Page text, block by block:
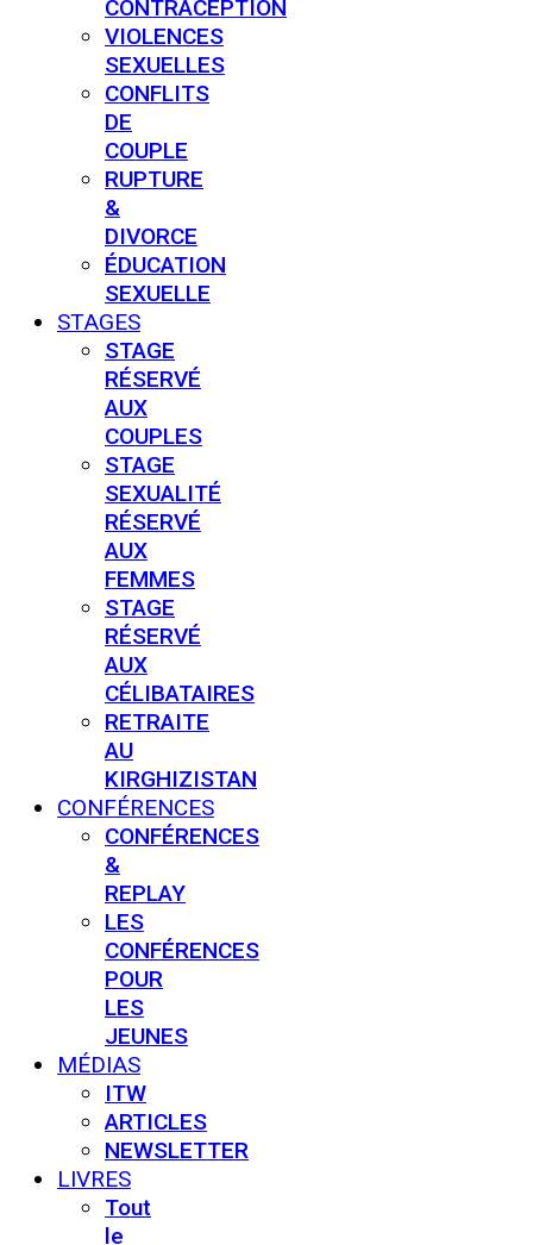
CONTRACEPTION
VIOLENCES
SEXUELLES
CONFLITS
DE
COUPLE
RUPTURE
&
DIVORCE
ÉDUCATION
SEXUELLE
STAGES
STAGE
RÉSERVÉ
AUX
COUPLES
STAGE
SEXUALITÉ
RÉSERVÉ
AUX
FEMMES
STAGE
RÉSERVÉ
AUX
CÉLIBATAIRES
RETRAITE
AU
KIRGHIZISTAN
CONFÉRENCES
CONFÉRENCES
&
REPLAY
LES
CONFÉRENCES
POUR
LES
JEUNES
MÉDIAS
ITW
ARTICLES
NEWSLETTER
LIVRES
Tout
le